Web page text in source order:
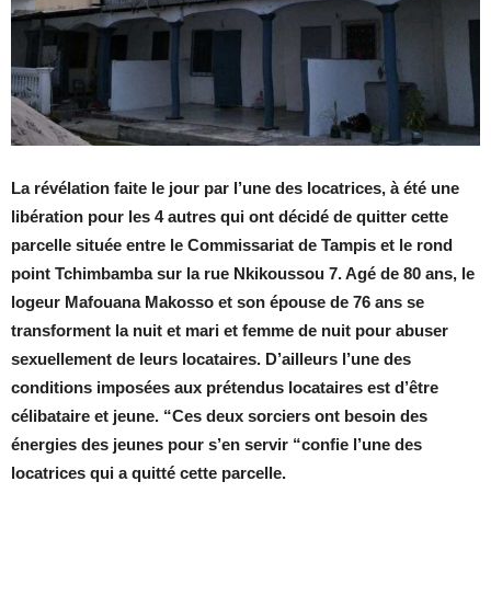
La révélation faite le jour par l’une des locatrices, à été une
libération pour les 4 autres qui ont décidé de quitter cette
parcelle située entre le Commissariat de Tampis et le rond
point Tchimbamba sur la rue Nkikoussou 7. Agé de 80 ans, le
logeur Mafouana Makosso et son épouse de 76 ans se
transforment la nuit et mari et femme de nuit pour abuser
sexuellement de leurs locataires. D’ailleurs l’une des
conditions imposées aux prétendus locataires est d’être
célibataire et jeune. “Ces deux sorciers ont besoin des
énergies des jeunes pour s’en servir “confie l’une des
locatrices qui a quitté cette parcelle.